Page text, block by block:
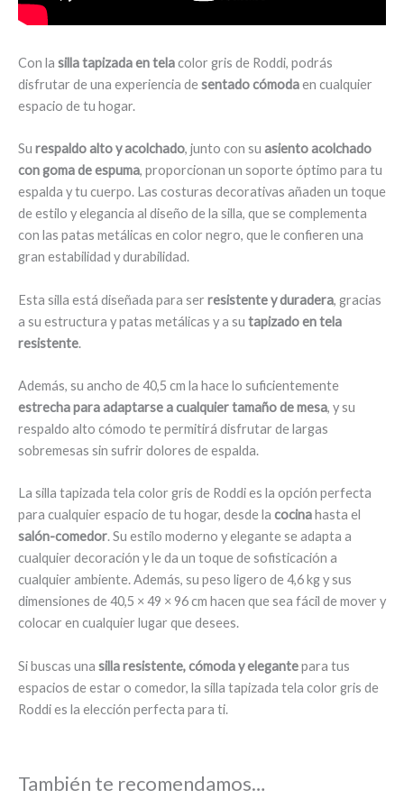
Con la silla tapizada en telacolor gris de Roddi, podrás
disfrutar de una experiencia desentado cómodaen cualquier
espacio de tu hogar.
Su respaldo alto y acolchado, junto con su asiento acolchado
con goma de espuma, proporcionan un soporte óptimo para tu
espalda y tu cuerpo. Las costuras decorativas añaden un toque
de estilo y elegancia al diseño de la silla, que se complementa
con las patas metálicas en color negro, que le confieren una
gran estabilidad y durabilidad.
Esta silla está diseñada para ser resistente y duradera, gracias
a su estructura y patas metálicas y a su tapizado en tela
resistente.
Además, su ancho de 40,5 cm la hace lo suficientemente
estrecha para adaptarse a cualquier tamaño de mesa, y su
respaldo alto cómodo te permitirá disfrutar de largas
sobremesas sin sufrir dolores de espalda.
La silla tapizada tela color gris de Roddi es la opción perfecta
para cualquier espacio de tu hogar, desde la cocinahasta el
salón-comedor. Su estilo moderno y elegante se adapta a
cualquier decoración y le da un toque de sofisticación a
cualquier ambiente. Además, su peso ligero de 4,6 kg y sus
dimensiones de 40,5 × 49 × 96 cm hacen que sea fácil de mover y
colocar en cualquier lugar que desees.
Si buscas una silla resistente, cómoda y elegantepara tus
espacios de estar o comedor, la silla tapizada tela color gris de
Roddi es la elección perfecta para ti.
También te recomendamos…